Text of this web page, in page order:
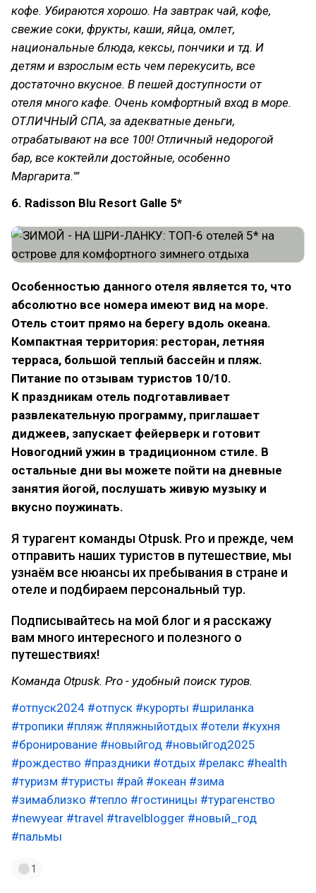
кофе. Убираются хорошо. На завтрак чай, кофе,
свежие соки, фрукты, каши, яйца, омлет,
национальные блюда, кексы, пончики и тд. И
детям и взрослым есть чем перекусить, все
достаточно вкусное. В пешей доступности от
отеля много кафе. Очень комфортный вход в море.
ОТЛИЧНЫЙ СПА, за адекватные деньги,
отрабатывают на все 100! Отличный недорогой
бар, все коктейли достойные, особенно
Маргарита.""
6. Radisson Blu Resort Galle 5*
Особенностью данного отеля является то, что
абсолютно все номера имеют вид на море.
Отель стоит прямо на берегу вдоль океана.
Компактная территория: ресторан, летняя
терраса, большой теплый бассейн и пляж.
Питание по отзывам туристов 10/10.
К праздникам отель подготавливает
развлекательную программу, приглашает
диджеев, запускает фейерверк и готовит
Новогодний ужин в традиционном стиле. В
остальные дни вы можете пойти на дневные
занятия йогой, послушать живую музыку и
вкусно поужинать.
Я турагент команды Otpusk. Pro и прежде, чем
отправить наших туристов в путешествие, мы
узнаём все нюансы их пребывания в стране и
отеле и подбираем персональный тур.
Подписывайтесь на мой блог и я расскажу
вам много интересного и полезного о
путешествиях!
Команда Otpusk. Pro - удобный поиск туров.
#отпуск2024 #отпуск #курорты #шриланка
#тропики #пляж #пляжныйотдых #отели #кухня
#бронирование #новыйгод #новыйгод2025
#рождество #праздники #отдых #релакс #health
#туризм #туристы #рай #океан #зима
#зимаблизко #тепло #гостиницы #турагенство
#newyear #travel #travelblogger #новый_год
#пальмы
1